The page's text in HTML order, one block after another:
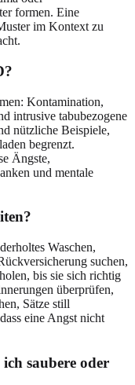
formen. Eine
im Kontext zu
Kontamination,
intrusive tabubezogene
nützliche Beispiele,
begrenzt.
Ängste,
und mentale
Waschen,
suchen,
bis sie sich richtig
überprüfen,
Sätze still
eine Angst nicht
saubere oder